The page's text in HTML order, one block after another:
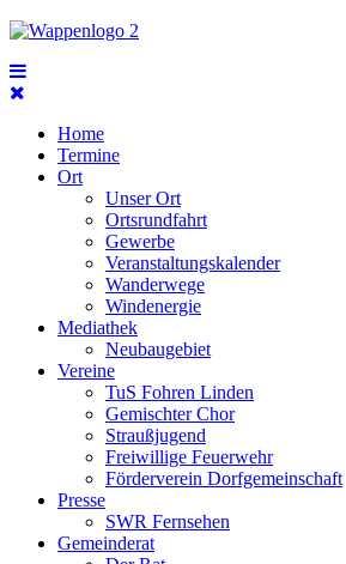
Home
Termine
Ort
Unser Ort
Ortsrundfahrt
Gewerbe
Veranstaltungskalender
Wanderwege
Windenergie
Mediathek
Neubaugebiet
Vereine
TuS Fohren Linden
Gemischter Chor
Straußjugend
Freiwillige Feuerwehr
Förderverein Dorfgemeinschaft
Presse
SWR Fernsehen
Gemeinderat